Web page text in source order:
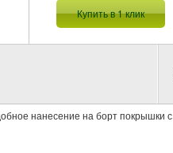
Купить в 1 клик
нанесение на борт покрышки с